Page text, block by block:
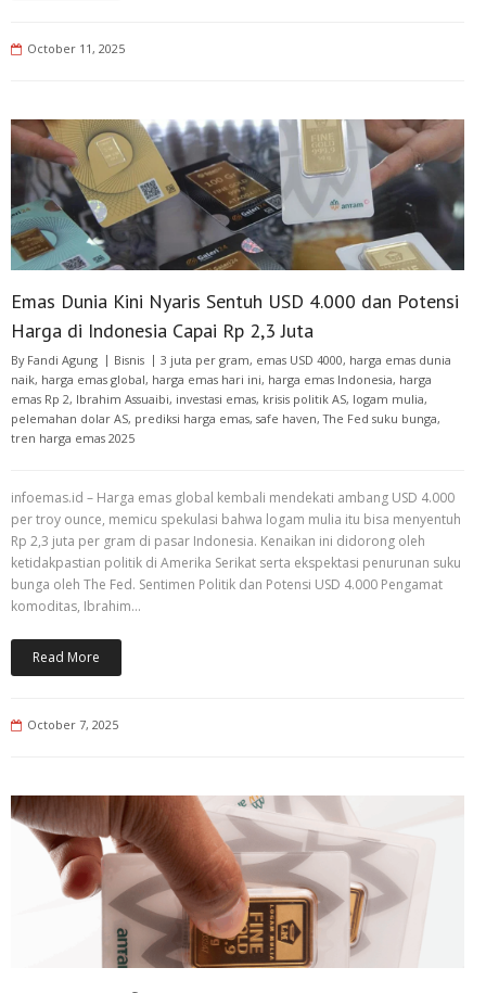
October 11, 2025
Emas Dunia Kini Nyaris Sentuh USD 4.000 dan Potensi
Harga di Indonesia Capai Rp 2,3 Juta
By Fandi Agung Bisnis 3 juta per gram, emas USD 4000, harga emas dunia
naik, harga emas global, harga emas hari ini, harga emas Indonesia, harga
emas Rp 2, Ibrahim Assuaibi, investasi emas, krisis politik AS, logam mulia,
pelemahan dolar AS, prediksi harga emas, safe haven,The Fed suku bunga,
tren harga emas 2025
infoemas.id – Harga emas global kembali mendekati ambang USD 4.000
per troy ounce, memicu spekulasi bahwa logam mulia itu bisa menyentuh
Rp 2,3 juta per gram di pasar Indonesia. Kenaikan ini didorong oleh
ketidakpastian politik di Amerika Serikat serta ekspektasi penurunan suku
bunga oleh The Fed. Sentimen Politik dan Potensi USD 4.000 Pengamat
komoditas, Ibrahim…
Read More
October 7, 2025